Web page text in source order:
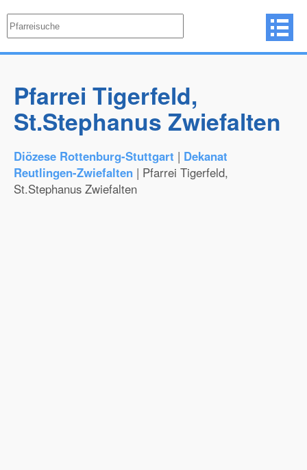
Pfarrei Tigerfeld,
St.Stephanus Zwiefalten
Diözese Rottenburg-Stuttgart | Dekanat
Reutlingen-Zwiefalten | Pfarrei Tigerfeld,
St.Stephanus Zwiefalten